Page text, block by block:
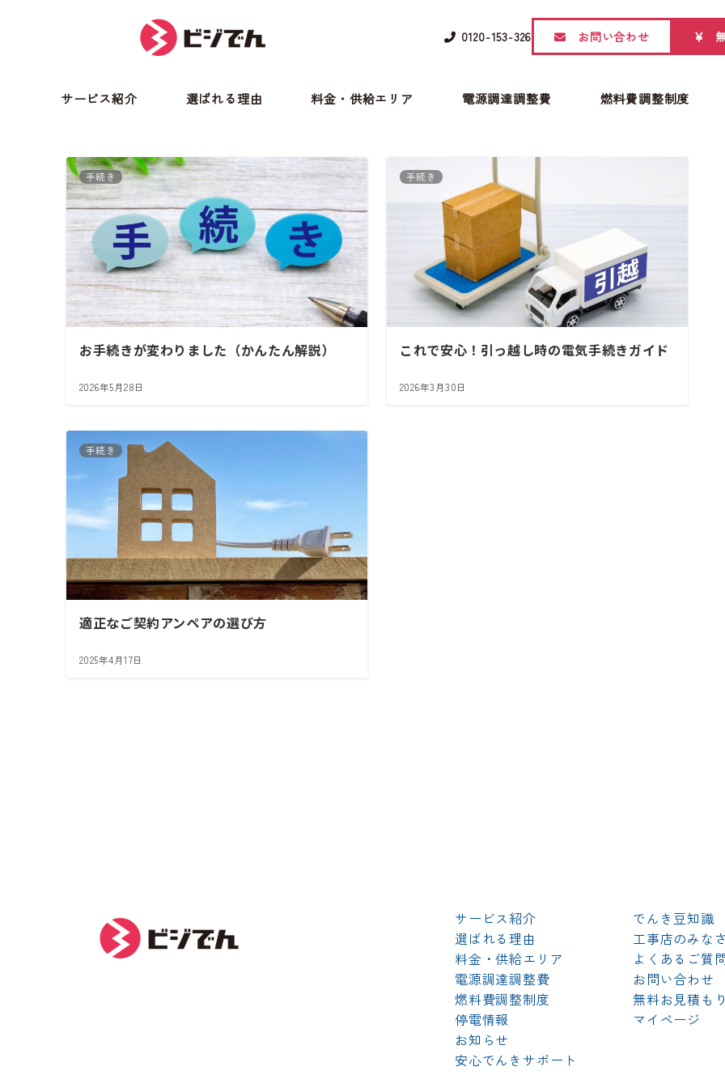
0120-153-326 お問い合わせ
サービス紹介 選ばれる理由 料金・供給エリア 電源調達調整費 燃料費調整制度
手続き
お手続きが変わりました（かんたん解説）
2026年5月28日
手続き
これで安心！引っ越し時の電気手続きガイド
2026年3月30日
手続き
適正なご契約アンペアの選び方
2025年4月17日
サービス紹介
選ばれる理由
料金・供給エリア
電源調達調整費
燃料費調整制度
停電情報
お知らせ
安心でんきサポート
でんき豆知識
工事店のみな
よくあるご質
お問い合わせ
無料お見積も
マイページ